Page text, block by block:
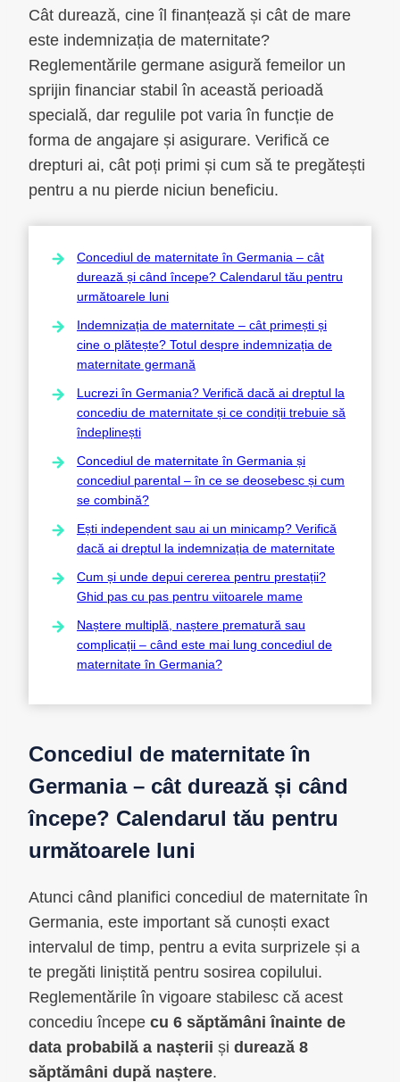
Cât durează, cine îl finanțează și cât de mare
este indemnizația de maternitate?
Reglementările germane asigură femeilor un
sprijin financiar stabil în această perioadă
specială, dar regulile pot varia în funcție de
forma de angajare și asigurare. Verifică ce
drepturi ai, cât poți primi și cum să te pregătești
pentru a nu pierde niciun beneficiu.
Concediul de maternitate în Germania – cât
durează și când începe? Calendarul tău pentru
următoarele luni
Indemnizația de maternitate – cât primești și
cine o plătește? Totul despre indemnizația de
maternitate germană
Lucrezi în Germania? Verifică dacă ai dreptul la
concediu de maternitate și ce condiții trebuie să
îndeplinești
Concediul de maternitate în Germania și
concediul parental – în ce se deosebesc și cum
se combină?
Ești independent sau ai un minicamp? Verifică
dacă ai dreptul la indemnizația de maternitate
Cum și unde depui cererea pentru prestații?
Ghid pas cu pas pentru viitoarele mame
Naștere multiplă, naștere prematură sau
complicații – când este mai lung concediul de
maternitate în Germania?
Concediul de maternitate în
Germania – cât durează și când
începe? Calendarul tău pentru
următoarele luni
Atunci când planifici concediul de maternitate în
Germania, este important să cunoști exact
intervalul de timp, pentru a evita surprizele și a
te pregăti liniștită pentru sosirea copilului.
Reglementările în vigoare stabilesc că acest
concediu începe cu 6 săptămâni înainte de
data probabilă a nașterii și durează 8
săptămâni după naștere.